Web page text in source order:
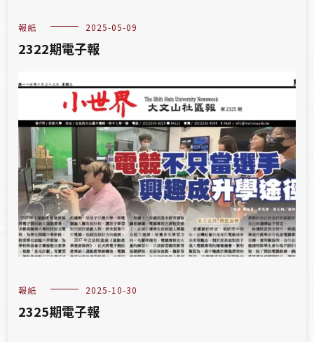
報紙 2025-05-09
2322期電子報
報紙 2025-10-30
2325期電子報